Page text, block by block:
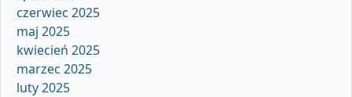
czerwiec 2025
maj 2025
kwiecień 2025
marzec 2025
luty 2025